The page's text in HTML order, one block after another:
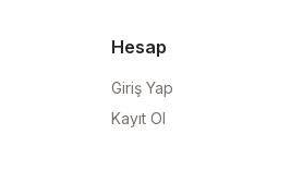
Hesap
Giriş Yap
Kayıt Ol